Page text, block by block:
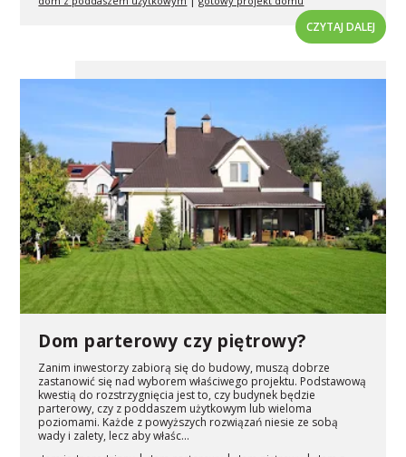
CZYTAJ DALEJ
Dom parterowy czy piętrowy?
Zanim inwestorzy zabiorą się do budowy, muszą dobrze
zastanowić się nad wyborem właściwego projektu. Podstawową
kwestią do rozstrzygnięcia jest to, czy budynek będzie
parterowy, czy z poddaszem użytkowym lub wieloma
poziomami. Każde z powyższych rozwiązań niesie ze sobą
wady i zalety, lecz aby właśc...